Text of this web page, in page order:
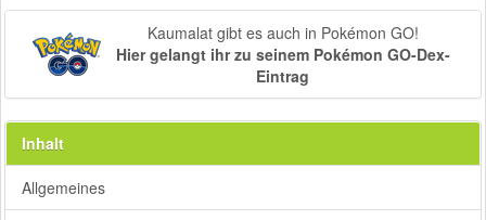
Kaumalat gibt es auch in Pokémon GO!
Hier gelangt ihr zu seinem Pokémon GO-Dex-
Eintrag
Inhalt
Allgemeines